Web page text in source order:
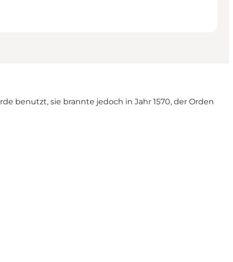
benutzt, sie brannte jedoch in Jahr 1570, der Orden